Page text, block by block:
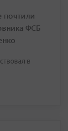
почтили
ФСБ
в